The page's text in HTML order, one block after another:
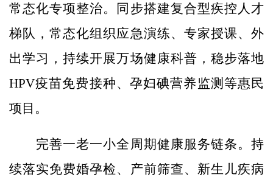
常态化专项整治。同步搭建复合型疾控人才
梯队，常态化组织应急演练、专家授课、外
出学习，持续开展万场健康科普，稳步落地
HPV疫苗免费接种、孕妇碘营养监测等惠民
项目。
完善一老一小全周期健康服务链条。持
续落实免费婚孕检、产前筛查、新生儿疾病